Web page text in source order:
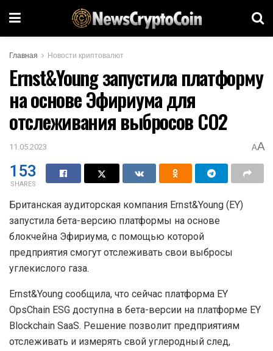
Главная Новости криптовалют
Ernst&Young запустила платформу
на основе Эфириума для
отслеживания выбросов CO2
11.05.2023 AA
153
SHARES
Британская аудиторская компания Ernst&Young (EY)
запустила бета-версию платформы на основе
блокчейна Эфириума, с помощью которой
предприятия смогут отслеживать свои выбросы
углекислого газа.
Ernst&Young сообщила, что сейчас платформа EY
OpsChain ESG доступна в бета-версии на платформе EY
Blockchain SaaS. Решение позволит предприятиям
отслеживать и измерять свой углеродный след,